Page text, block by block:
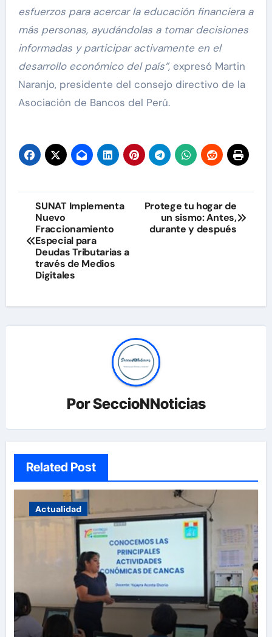
esfuerzos para acercar la educación financiera a
más personas, ayudándolas a tomar decisiones
informadas y participar activamente en el
desarrollo económico del país”,expresó Martin
Naranjo, presidente del consejo directivo de la
Asociación de Bancos del Perú.
Navegación
de
entradas
SUNAT Implementa
Nuevo
Fraccionamiento
Especial para
Deudas Tributarias a
través de Medios
Digitales
Protege tu hogar de
un sismo: Antes,
durante y después
PorSeccioNNoticias
Related Post
Actualidad